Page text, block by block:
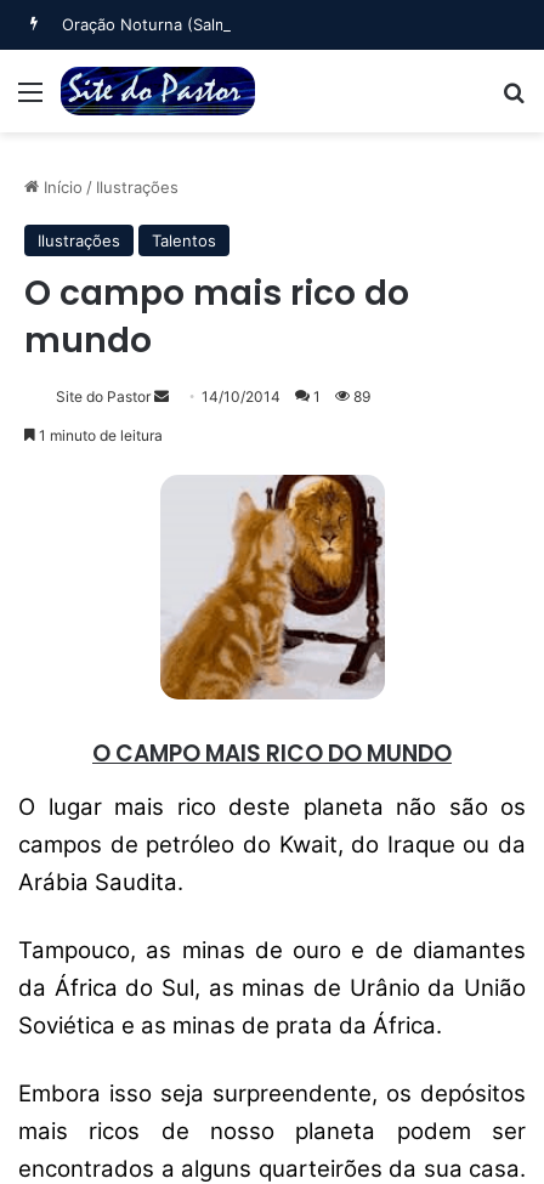
Oração Noturna (Salmo 4)
Menu
Início / Ilustrações
Ilustrações Talentos
O campo mais rico do
mundo
Site do Pastor
Mande
mail
14/10/2014 1 89
1 minuto de leitura
O CAMPO MAIS RICO DO MUNDO
O lugar mais rico deste planeta não são os
campos de petróleo do Kwait, do Iraque ou da
Arábia Saudita.
Tampouco, as minas de ouro e de diamantes
da África do Sul, as minas de Urânio da União
Soviética e as minas de prata da África.
Embora isso seja surpreendente, os depósitos
mais ricos de nosso planeta podem ser
encontrados a alguns quarteirões da sua casa.